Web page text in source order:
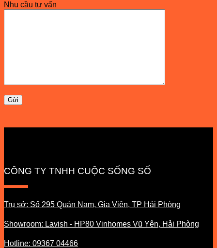
Nhu cầu tư vấn
CÔNG TY TNHH CUỘC SỐNG SỐ
Trụ sở: Số 295 Quán Nam, Gia Viên, TP Hải Phòng
Showroom: Lavish - HP80 Vinhomes Vũ Yên, Hải Phòng
Hotline: 09367 04466